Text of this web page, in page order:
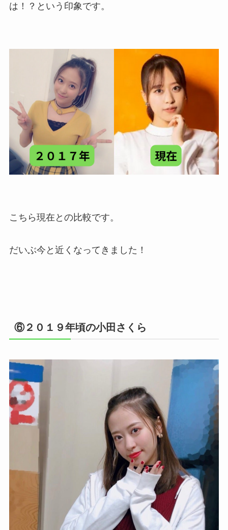
は！？という印象です。
こちら現在との比較です。
だいぶ今と近くなってきました！
⑥２０１９年頃の小田さくら